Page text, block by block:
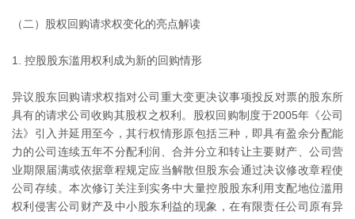
（二）股权回购请求权变化的亮点解读
1. 控股股东滥用权利成为新的回购情形
异议股东回购请求权指对公司重大变更决议事项投反对票的股东所
具有的请求公司收购其股权之权利。股权回购制度于2005年《公司
法》引入并延用至今，其行权情形原包括三种，即具有盈余分配能
力的公司连续五年不分配利润、合并分立和转让主要财产、公司营
业期限届满或依据章程规定应当解散但股东会通过决议修改章程使
公司存续。本次修订关注到实务中大量控股股东利用支配地位滥用
权利侵害公司财产及中小股东利益的现象，在有限责任公司原有异